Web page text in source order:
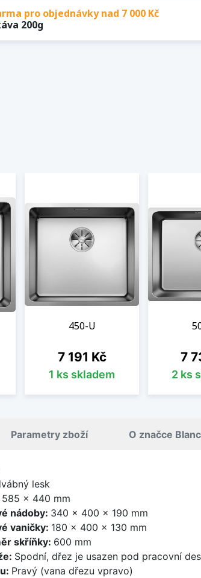
pro objednávky nad 7 000 Kč
200g
450-U
Cena
7 191 Kč
1 ks skladem
7
2 ks
Parametry zboží O značce
lesk
585 x 440 mm
nádoby: 340 x 400 x 190 mm
vaničky: 180 x 400 x 130 mm
skříňky: 600 mm
Spodní, dřez je usazen pod pracovní
Pravý (vana dřezu vpravo)